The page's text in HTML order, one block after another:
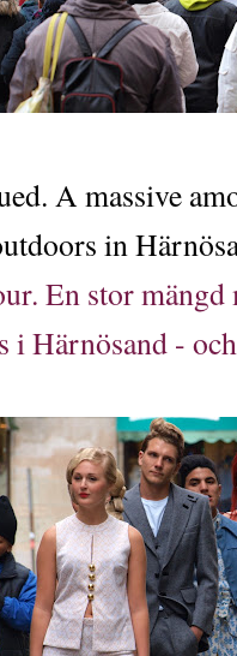
A massive
in
En stor
i Härnösand -